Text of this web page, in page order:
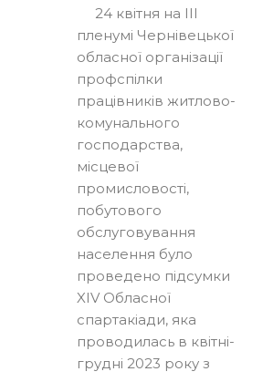
24 квітня на ІІІ
пленумі Чернівецької
обласної організації
профспілки
працівників житлово-
комунального
господарства,
місцевої
промисловості,
побутового
обслуговування
населення було
проведено підсумки
XIV Обласної
спартакіади, яка
проводилась в квітні-
грудні 2023 року з